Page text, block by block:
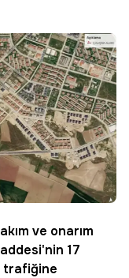
ve onarım
17
trafiğine